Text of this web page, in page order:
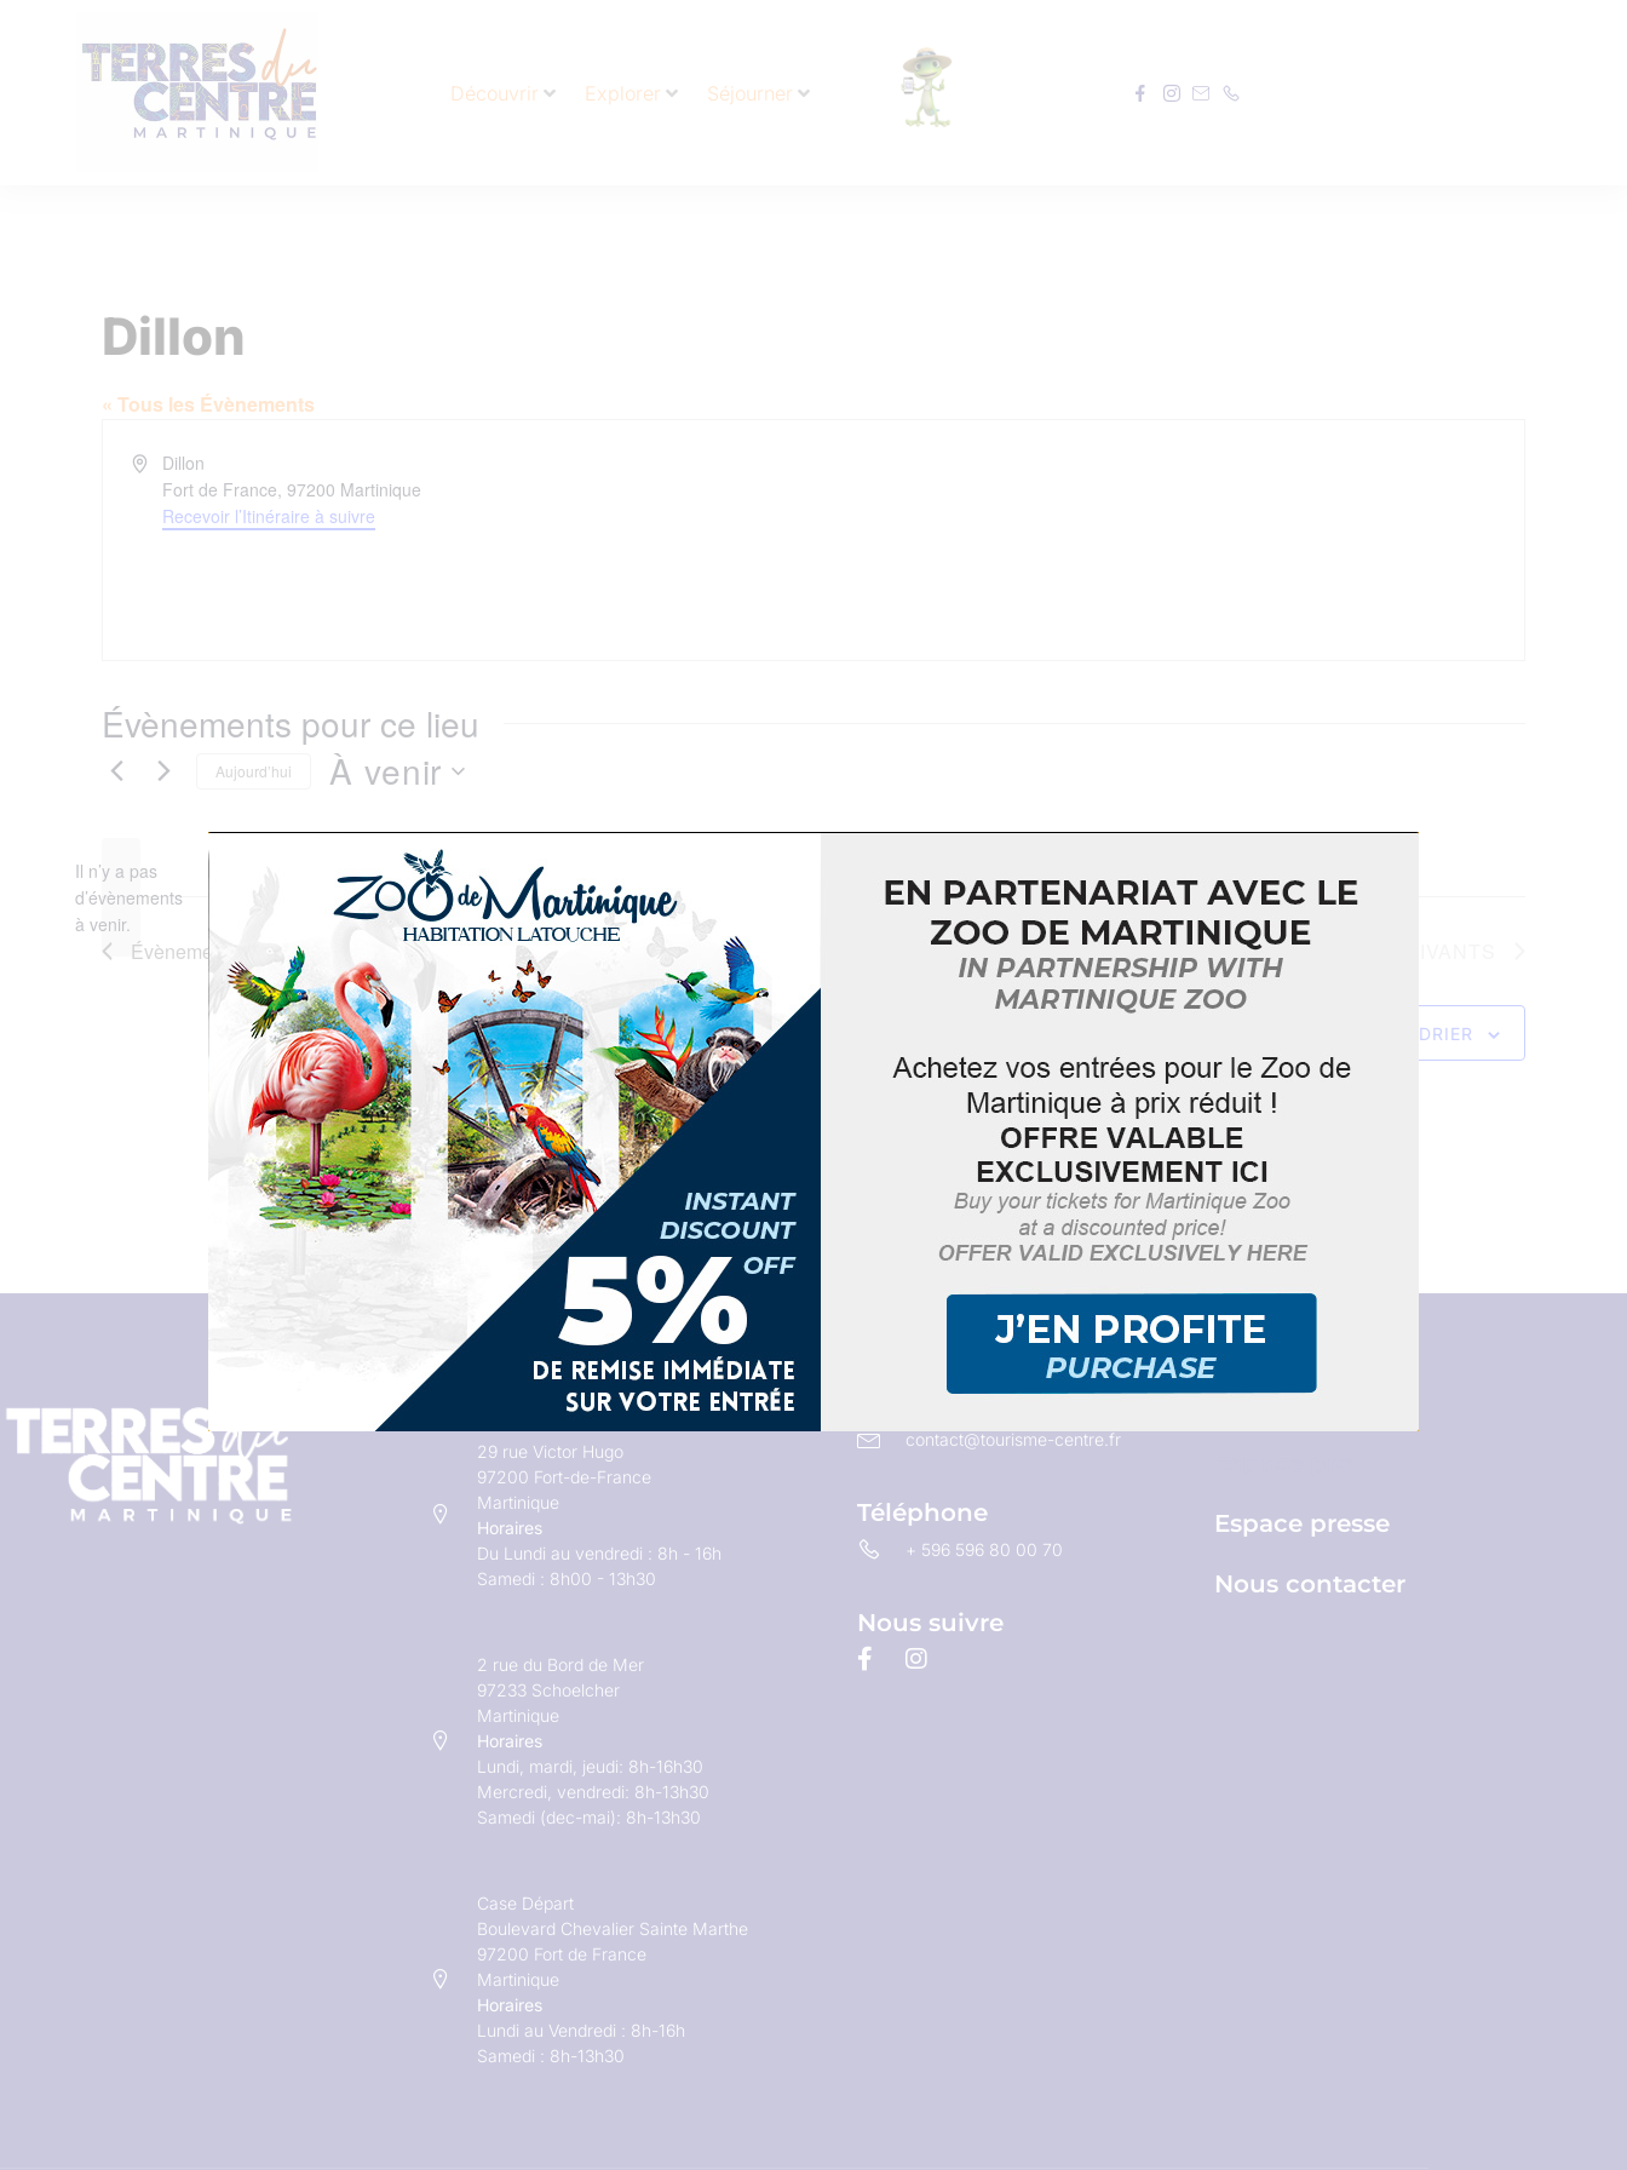
Découvrir Explorer Séjourner
Dillon
« Tous les Évènements
Adresse
Dillon
Fort de France, 97200 Martinique
Recevoir l’Itinéraire à suivre
Évènements pour ce lieu
Notice
Il n’y a pas
d’évènements
à venir.
Aujourd’hui À venir
une
Évènements précédents ÉVÈNEMENTS
S’ABONNER AU CALENDRIER
29 rue Victor Hugo
97200 Fort-de-France
Martinique
Horaires
Du Lundi au vendredi : 8h - 16h
Samedi : 8h00 - 13h30
2 rue du Bord de Mer
97233 Schoelcher
Martinique
Horaires
Lundi, mardi, jeudi: 8h-16h30
Mercredi, vendredi: 8h-13h30
Samedi (dec-mai): 8h-13h30
Case Départ
Boulevard Chevalier Sainte Marthe
97200 Fort de France
Martinique
Horaires
Lundi au Vendredi : 8h-16h
Samedi : 8h-13h30
contact@tourisme-centre.fr
Téléphone
+ 596 596 80 00 70
Nous suivre
Brochures
Espace presse
Nous contacter